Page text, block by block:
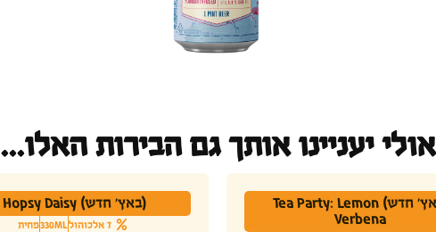
אולי יעניינו אותך גם הבירות האלו...
(באץ' חדש) Tea Party: Lemon
Verbena
(באץ' חדש) Hopsy Daisy
7 אלכוהול 330MLפחית